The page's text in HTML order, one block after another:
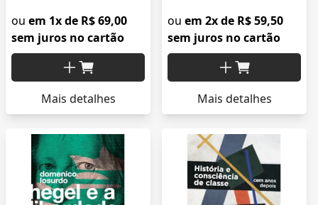
ou em 1x de R$ 69,00
sem juros no cartão
Mais detalhes
ou em 2x de R$ 59,50
sem juros no cartão
Mais detalhes